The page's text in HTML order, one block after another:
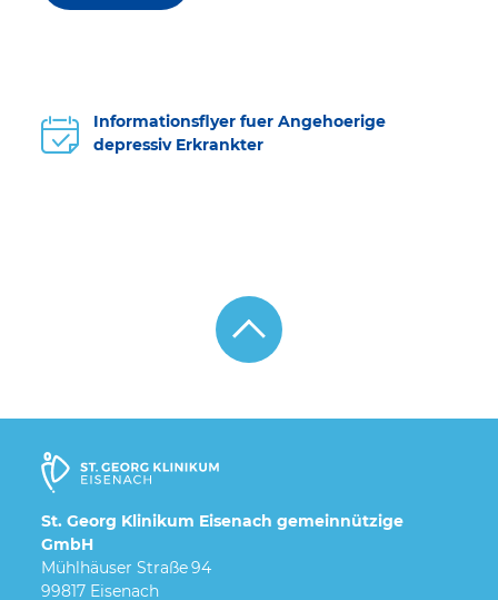
Informationsflyer fuer Angehoerige
depressiv Erkrankter
St. Georg Klinikum Eisenach gemeinnützige
GmbH
Mühlhäuser Straße 94
99817 Eisenach